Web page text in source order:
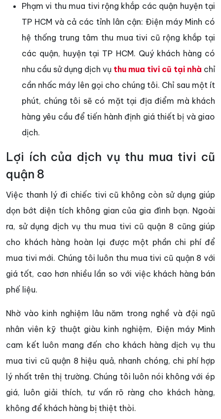
Phạm vi thu mua tivi rộng khắp các quận huyện tại
TP HCM và cả các tỉnh lân cận: Điện máy Minh có
hệ thống trung tâm thu mua tivi cũ rộng khắp tại
các quận, huyện tại TP HCM. Quý khách hàng có
nhu cầu sử dụng dịch vụ thu mua tivi cũ tại nhà chỉ
cần nhấc máy lên gọi cho chúng tôi. Chỉ sau một ít
phút, chúng tôi sẽ có mặt tại địa điểm mà khách
hàng yêu cầu để tiến hành định giá thiết bị và giao
dịch.
Lợi ích của dịch vụ thu mua tivi cũ
quận 8
Việc thanh lý đi chiếc tivi cũ không còn sử dụng giúp
dọn bớt diện tích không gian của gia đình bạn. Ngoài
ra, sử dụng dịch vụ thu mua tivi cũ quận 8 cũng giúp
cho khách hàng hoàn lại được một phần chi phí để
mua tivi mới. Chúng tôi luôn thu mua tivi cũ quận 8 với
giá tốt, cao hơn nhiều lần so với việc khách hàng bán
phế liệu.
Nhờ vào kinh nghiệm lâu năm trong nghề và đội ngũ
nhân viên kỹ thuật giàu kinh nghiệm, Điện máy Minh
cam kết luôn mang đến cho khách hàng dịch vụ thu
mua tivi cũ quận 8 hiệu quả, nhanh chóng, chi phí hợp
lý nhất trên thị trường. Chúng tôi luôn nói không với ép
giá, luôn giải thích, tư vấn rõ ràng cho khách hàng,
không để khách hàng bị thiệt thòi.